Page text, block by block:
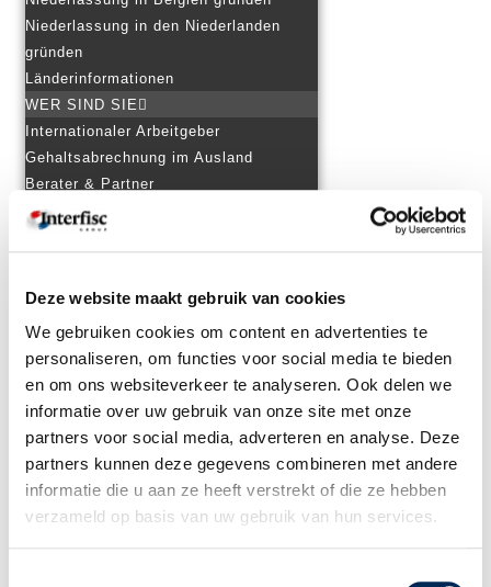
Deze website maakt gebruik van cookies
We gebruiken cookies om content en advertenties te
personaliseren, om functies voor social media te bieden
en om ons websiteverkeer te analyseren. Ook delen we
informatie over uw gebruik van onze site met onze
partners voor social media, adverteren en analyse. Deze
partners kunnen deze gegevens combineren met andere
informatie die u aan ze heeft verstrekt of die ze hebben
verzameld op basis van uw gebruik van hun services.
Niederlassung in den Niederlanden
gründen
Länderinformationen
WER SIND SIE
Internationaler Arbeitgeber
Gehaltsabrechnung im Ausland
Berater & Partner
WER SIND WIR
Unsere Geschichte
Arbeiten bei Interfisc
MEHR ERFAHREN
Downloads
Ausbildung
Länderinformationen
Themenübersicht
KONTAKT
+49 (0)3 825 5003
INFO@INTERFISC.DE